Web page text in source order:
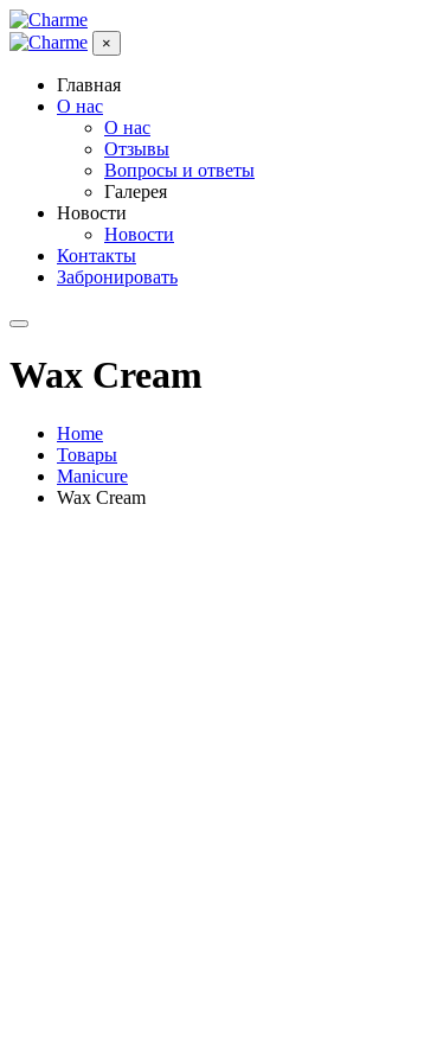
×
Главная
О нас
О нас
Отзывы
Вопросы и ответы
Галерея
Новости
Новости
Контакты
Забронировать
Wax Cream
Home
Товары
Manicure
Wax Cream